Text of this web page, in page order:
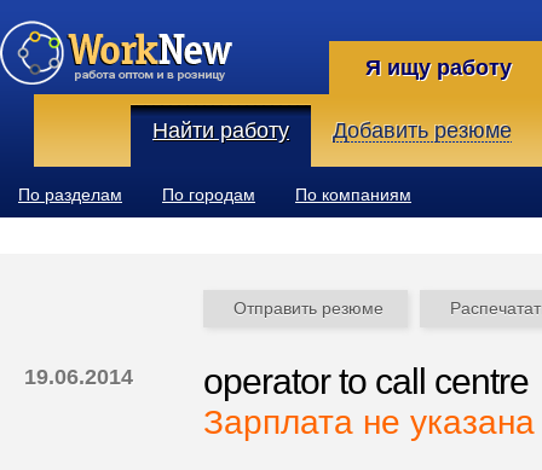
Я ищу работу
Найти работу Добавить резюме
По разделам По городам По компаниям
Отправить резюме
19.06.2014 operator to call centre
Зарплата не указана